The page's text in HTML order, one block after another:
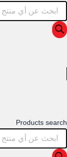
Products search